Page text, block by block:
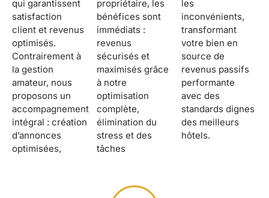
qui garantissent
satisfaction
client et revenus
optimisés.
Contrairement à
la gestion
amateur, nous
proposons un
accompagnement
intégral : création
d’annonces
optimisées,
propriétaire, les
bénéfices sont
immédiats :
revenus
sécurisés et
maximisés grâce
à notre
optimisation
complète,
élimination du
stress et des
tâches
les
inconvénients,
transformant
votre bien en
source de
revenus passifs
performante
avec des
standards dignes
des meilleurs
hôtels.